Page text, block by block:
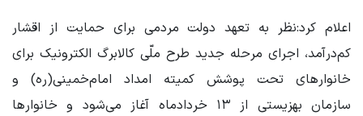
اعلام کرد:نظر به تعهد دولت مردمی برای حمایت از اقشار
کم‌درآمد، اجرای مرحله جدید طرح ملّی کالابرگ الکترونیک برای
خانوارهای تحت پوشش کمیته امداد امام‌خمینی(ره) و
سازمان بهزیستی از ۱۳ خردادماه آغاز می‌شود و خانوارها